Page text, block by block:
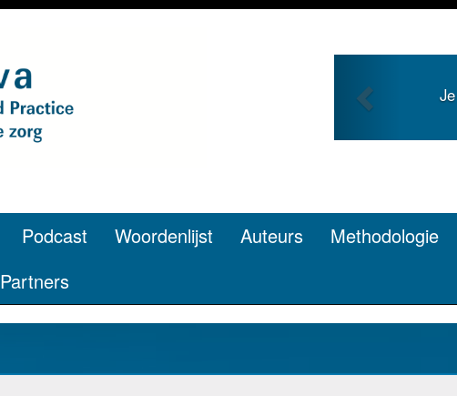
Je bent jong en zoekt roem met je
Podcast Woordenlijst Auteurs Methodologie
Partners